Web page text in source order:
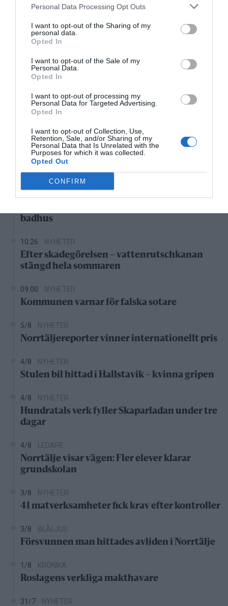
Personal Data Processing Opt Outs
I want to opt-out of the Sharing of my
personal data.
Opted In
I want to opt-out of the Sale of my
Personal Data.
Opted In
I want to opt-out of processing my
Personal Data for Targeted Advertising.
Opted In
I want to opt-out of Collection, Use,
Retention, Sale, and/or Sharing of my
Personal Data that Is Unrelated with the
Purposes for which it was collected.
Opted Out
CONFIRM
18/3 NYA BOLAG
NordHem Måleri AB registrerat –
måleriföretag i Norrtälje
30°C
17:00
30°C 30°C 29°C 28°C 27°C 27°C
Senaste nytt
badhus
10:26 NYHETER
Efter skadegörelsen – vattenrutschkanan
stängd hela sommaren
09:00 NYHETER
Kommunen varnar för falska sotare
5/8 NYHETER
Norrtäljereporter vinner internationellt pris
4/8 NYHETER
Stulen bil hittad i Hallstavik – kvinna gripen
4/8 NYHETER
Hundratals verk fyller Skaparladan under tre
dagar
4/8 LEDARE
Norrtälje visar vägen: Fler elever klarar
grundskolan
3/8 NYHETER
41 matverksamheter fick krav efter kontroller
3/8 BLÅLJUS
Försvunnen man hittades avliden i Norrtälje
1/8 KRÖNIKA
Roslagens verkliga makthavare
31/7 NYHETER